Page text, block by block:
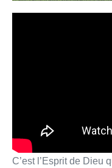
C’est l’Esprit de Dieu